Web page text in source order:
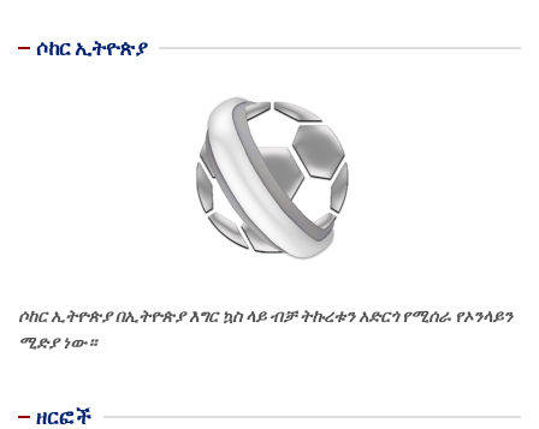
ሶከር ኢትዮጵያ
ሶከር ኢትዮጵያ በኢትዮጵያ እግር ኳስ ላይ ብቻ ትኩረቱን አድርጎ የሚሰራ የኦንላይን
ሚድያ ነው።
ዘርፎች